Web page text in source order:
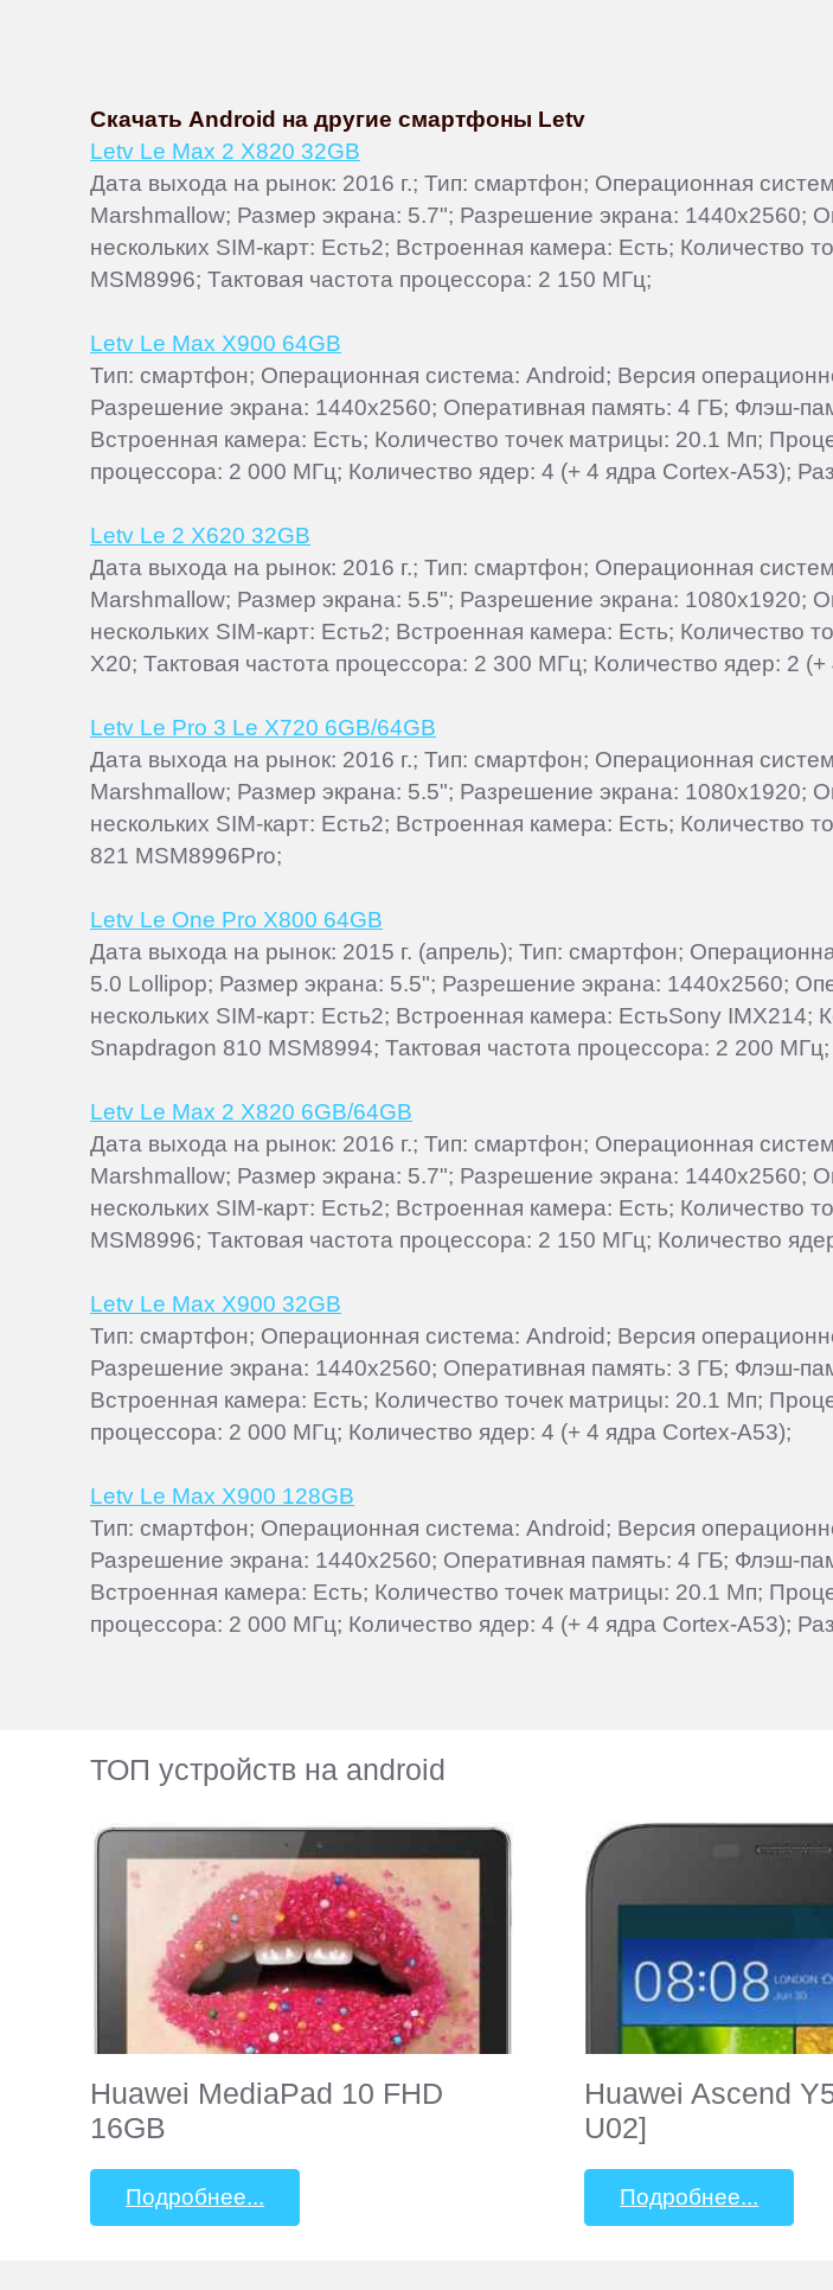
Скачать Android на другие смартфоны Letv
Letv Le Max 2 X820 32GB
Дата выхода на рынок: 2016 г.; Тип: смартфон; Операционная
Marshmallow; Размер экрана: 5.7"; Разрешение экрана: 1440x2560;
нескольких SIM-карт: Есть2; Встроенная камера: Есть;
MSM8996; Тактовая частота процессора: 2 150 МГц;
Letv Le Max X900 64GB
Тип: смартфон; Операционная система: Android; Версия
Разрешение экрана: 1440x2560; Оперативная память: 4 ГБ; Флэш-
Встроенная камера: Есть; Количество точек матрицы: 20.1 Мп;
процессора: 2 000 МГц; Количество ядер: 4 (+ 4 ядра Cortex-A53);
Letv Le 2 X620 32GB
Дата выхода на рынок: 2016 г.; Тип: смартфон; Операционная
Marshmallow; Размер экрана: 5.5"; Разрешение экрана: 1080x1920;
нескольких SIM-карт: Есть2; Встроенная камера: Есть;
X20; Тактовая частота процессора: 2 300 МГц; Количество ядер: 2
Letv Le Pro 3 Le X720 6GB/64GB
Дата выхода на рынок: 2016 г.; Тип: смартфон; Операционная
Marshmallow; Размер экрана: 5.5"; Разрешение экрана: 1080x1920;
нескольких SIM-карт: Есть2; Встроенная камера: Есть;
821 MSM8996Pro;
Letv Le One Pro X800 64GB
Дата выхода на рынок: 2015 г. (апрель); Тип: смартфон;
5.0 Lollipop; Размер экрана: 5.5"; Разрешение экрана: 1440x2560;
нескольких SIM-карт: Есть2; Встроенная камера: ЕстьSony
Snapdragon 810 MSM8994; Тактовая частота процессора: 2 200 МГц;
Letv Le Max 2 X820 6GB/64GB
Дата выхода на рынок: 2016 г.; Тип: смартфон; Операционная
Marshmallow; Размер экрана: 5.7"; Разрешение экрана: 1440x2560;
нескольких SIM-карт: Есть2; Встроенная камера: Есть;
MSM8996; Тактовая частота процессора: 2 150 МГц; Количество
Letv Le Max X900 32GB
Тип: смартфон; Операционная система: Android; Версия
Разрешение экрана: 1440x2560; Оперативная память: 3 ГБ; Флэш-
Встроенная камера: Есть; Количество точек матрицы: 20.1 Мп;
процессора: 2 000 МГц; Количество ядер: 4 (+ 4 ядра Cortex-A53);
Letv Le Max X900 128GB
Тип: смартфон; Операционная система: Android; Версия
Разрешение экрана: 1440x2560; Оперативная память: 4 ГБ; Флэш-
Встроенная камера: Есть; Количество точек матрицы: 20.1 Мп;
процессора: 2 000 МГц; Количество ядер: 4 (+ 4 ядра Cortex-A53);
ТОП устройств на android
Huawei MediaPad 10 FHD
16GB
Подробнее...
Huawei Ascend
U02]
Подробнее...